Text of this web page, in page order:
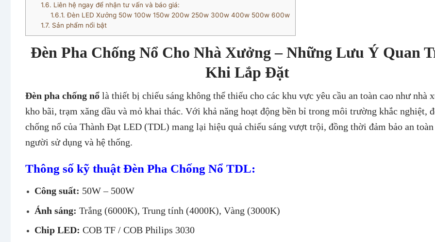
1.6. Liên hệ ngay để nhận tư vấn và báo giá:
1.6.1. Đèn LED Xưởng 50w 100w 150w 200w 250w 300w 400w 500w 600w
1.7. Sản phẩm nổi bật
Đèn Pha Chống Nổ Cho Nhà Xưởng – Những Lưu Ý Quan
Khi Lắp Đặt
Đèn pha chống nổ là thiết bị chiếu sáng không thể thiếu cho các khu vực yêu cầu an toàn cao như nhà
kho bãi, trạm xăng dầu và mỏ khai thác. Với khả năng hoạt động bền bỉ trong môi trường khắc nghiệt,
chống nổ của Thành Đạt LED (TDL) mang lại hiệu quả chiếu sáng vượt trội, đồng thời đảm bảo an
người sử dụng và hệ thống.
Thông số kỹ thuật Đèn Pha Chống Nổ TDL:
Công suất: 50W – 500W
Ánh sáng: Trắng (6000K), Trung tính (4000K), Vàng (3000K)
Chip LED: COB TF / COB Philips 3030